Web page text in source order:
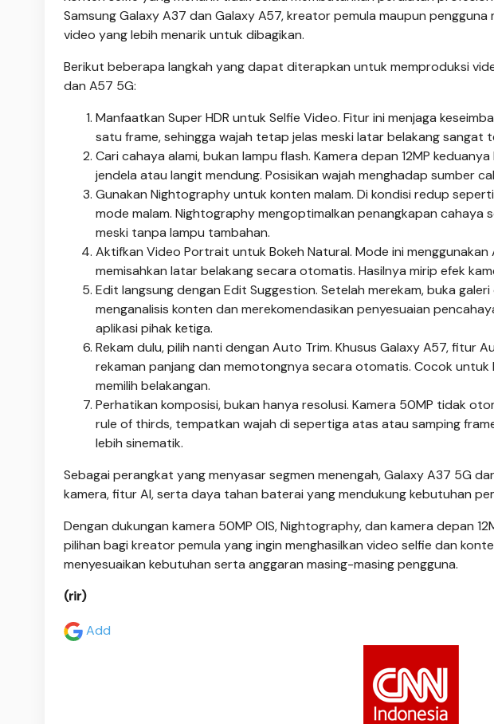
Samsung Galaxy A37 dan Galaxy A57, kreator pemula maupun
video yang lebih menarik untuk dibagikan.
Berikut beberapa langkah yang dapat diterapkan untuk memproduksi
dan A57 5G:
Manfaatkan Super HDR untuk Selfie Video. Fitur ini menjaga
satu frame, sehingga wajah tetap jelas meski latar belakang sangat
Cari cahaya alami, bukan lampu flash. Kamera depan 12MP
jendela atau langit mendung. Posisikan wajah menghadap sumber
Gunakan Nightography untuk konten malam. Di kondisi redup
mode malam. Nightography mengoptimalkan penangkapan cahaya
meski tanpa lampu tambahan.
Aktifkan Video Portrait untuk Bokeh Natural. Mode ini
memisahkan latar belakang secara otomatis. Hasilnya mirip efek
Edit langsung dengan Edit Suggestion. Setelah merekam, buka
menganalisis konten dan merekomendasikan penyesuaian
aplikasi pihak ketiga.
Rekam dulu, pilih nanti dengan Auto Trim. Khusus Galaxy A57, fitur
rekaman panjang dan memotongnya secara otomatis. Cocok
memilih belakangan.
Perhatikan komposisi, bukan hanya resolusi. Kamera 50MP tidak
rule of thirds, tempatkan wajah di sepertiga atas atau samping
lebih sinematik.
Sebagai perangkat yang menyasar segmen menengah, Galaxy A37 5G
kamera, fitur AI, serta daya tahan baterai yang mendukung kebutuhan
Dengan dukungan kamera 50MP OIS, Nightography, dan kamera depan
pilihan bagi kreator pemula yang ingin menghasilkan video selfie dan
menyesuaikan kebutuhan serta anggaran masing-masing pengguna.
(rir)
Add